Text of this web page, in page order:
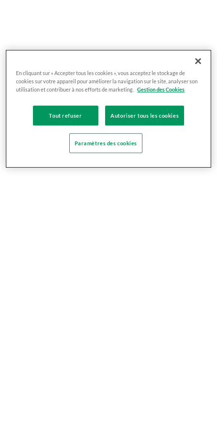
En cliquant sur « Accepter tous les cookies », vous acceptez le stockage de
cookies sur votre appareil pour améliorer la navigation sur le site, analyser son
utilisation et contribuer à nos efforts de marketing.
Gestion des Cookies
Tout refuser Autoriser tous les cookies
Paramètres des cookies